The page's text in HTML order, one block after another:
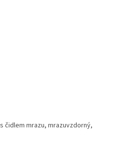
mrazu, mrazuvzdorný,